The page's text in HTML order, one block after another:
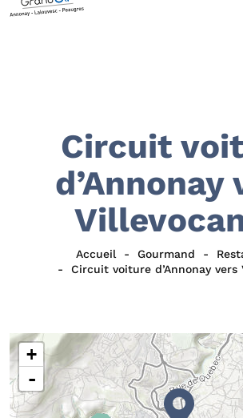
Circuit
d’Annonay
Accueil Gourmand
Circuit voiture d’Annonay vers
+
-